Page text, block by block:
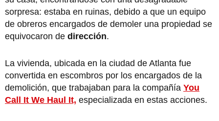
sorpresa: estaba en ruinas, debido a que un equipo
de obreros encargados de demoler una propiedad se
equivocaron de dirección.
La vivienda, ubicada en la ciudad de Atlanta fue
convertida en escombros por los encargados de la
demolición, que trabajaban para la compañía You
Call It We Haul It, especializada en estas acciones.